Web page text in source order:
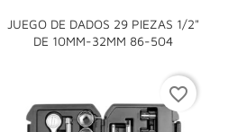
JUEGO DE DADOS 29 PIEZAS 1/2"
DE 10MM-32MM 86-504

favorite_border